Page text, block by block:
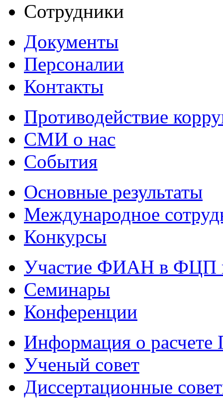
Сотрудники
Документы
Персоналии
Контакты
Противодействие
СМИ о нас
События
Основные результаты
Международное
Конкурсы
Участие ФИАН в ФЦП
Семинары
Конференции
Информация о
Ученый совет
Диссертационные